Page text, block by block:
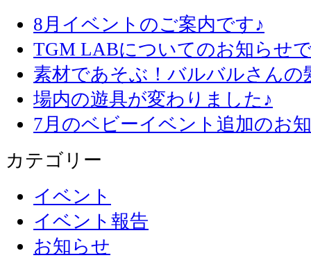
8月イベントのご案内です♪
TGM LABについてのお知らせ
素材であそぶ！バルバルさん
場内の遊具が変わりました♪
7月のベビーイベント追加のお
カテゴリー
イベント
イベント報告
お知らせ